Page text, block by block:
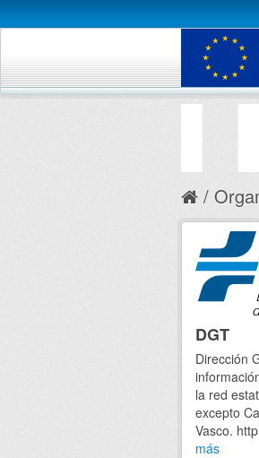
DGT
Dirección
la red
excepto
Vasco.
más